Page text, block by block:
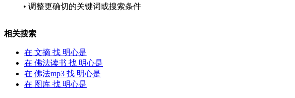
• 调整更确切的关键词或搜索条件
相关搜索
在 文摘 找 明心是
在 佛法读书 找 明心是
在 佛法mp3 找 明心是
在 图库 找 明心是